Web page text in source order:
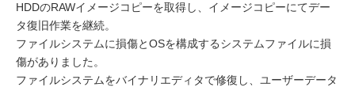
HDDのRAWイメージコピーを取得し、イメージコピーにてデー
タ復旧作業を継続。
ファイルシステムに損傷とOSを構成するシステムファイルに損
傷がありました。
ファイルシステムをバイナリエディタで修復し、ユーザーデータ